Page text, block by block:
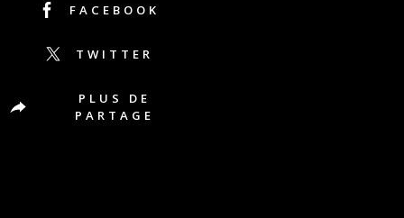
FACEBOOK
TWITTER
PLUS DE
PARTAGE